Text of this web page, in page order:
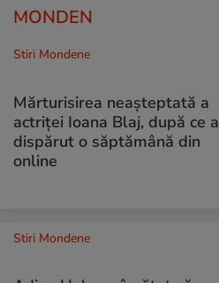
MONDEN
Stiri Mondene
Mărturisirea neașteptată a
actriței Ioana Blaj, după ce a
dispărut o săptămână din
online
Stiri Mondene